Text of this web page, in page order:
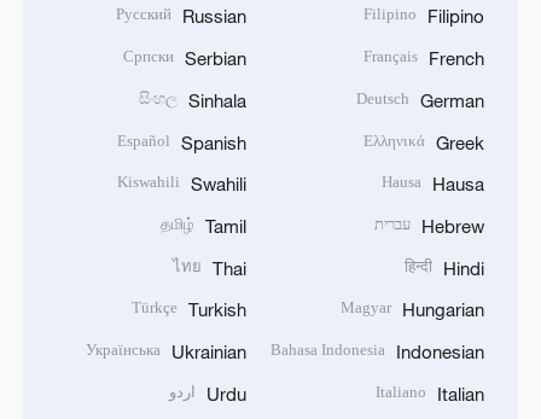
Filipino
Filipino
French
Français
German
Deutsch
Greek
Ελληνικά
Hausa
Hausa
Hebrew עברית
Hindi
हिन्दी
Hungarian
Magyar
Indonesian
Bahasa Indonesia
Italian
Italiano
Russian
Русский
Serbian
Српски
Sinhala
සිංහල
Spanish
Español
Swahili
Kiswahili
Tamil
தமிழ்
Thai
ไทย
Turkish
Türkçe
Ukrainian
Українська
Urdu اردو